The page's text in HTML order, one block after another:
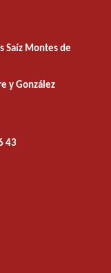
Saíz Montes de
y González
43